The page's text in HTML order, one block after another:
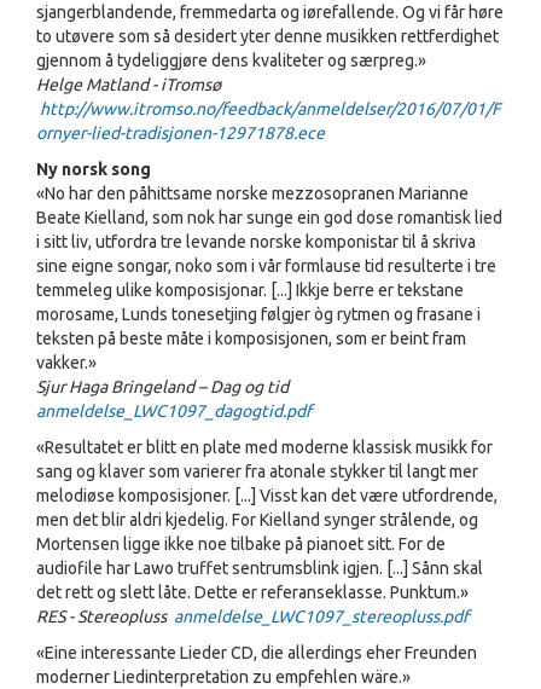
sjangerblandende, fremmedarta og iørefallende. Og vi får høre
to utøvere som så desidert yter denne musikken rettferdighet
gjennom å tydeliggjøre dens kvaliteter og særpreg.»
Helge Matland - iTromsø
http://www.itromso.no/feedback/anmeldelser/2016/07/01/F
ornyer-lied-tradisjonen-12971878.ece
Ny norsk song
«No har den påhittsame norske mezzosopranen Marianne
Beate Kielland, som nok har sunge ein god dose romantisk lied
i sitt liv, utfordra tre levande norske komponistar til å skriva
sine eigne songar, noko som i vår formlause tid resulterte i tre
temmeleg ulike komposisjonar. [...] Ikkje berre er tekstane
morosame, Lunds tonesetjing følgjer òg rytmen og frasane i
teksten på beste måte i komposisjonen, som er beint fram
vakker.»
Sjur Haga Bringeland – Dag og tid
anmeldelse_LWC1097_dagogtid.pdf
«Resultatet er blitt en plate med moderne klassisk musikk for
sang og klaver som varierer fra atonale stykker til langt mer
melodiøse komposisjoner. [...] Visst kan det være utfordrende,
men det blir aldri kjedelig. For Kielland synger strålende, og
Mortensen ligge ikke noe tilbake på pianoet sitt. For de
audiofile har Lawo truffet sentrumsblink igjen. [...] Sånn skal
det rett og slett låte. Dette er referanseklasse. Punktum.»
RES - Stereopluss anmeldelse_LWC1097_stereopluss.pdf
«Eine interessante Lieder CD, die allerdings eher Freunden
moderner Liedinterpretation zu empfehlen wäre.»